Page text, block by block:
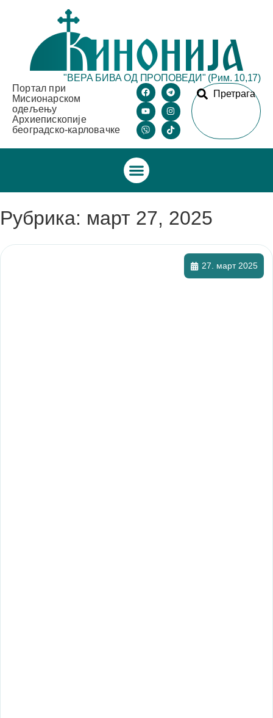
"ВЕРА БИВА ОД ПРОПОВЕДИ" (Рим. 10,17)
Портал при
Мисионарском
одељењу
Архиепископије
београдско-карловачке
Претрага
Рубрика: март 27, 2025
27. март 2025